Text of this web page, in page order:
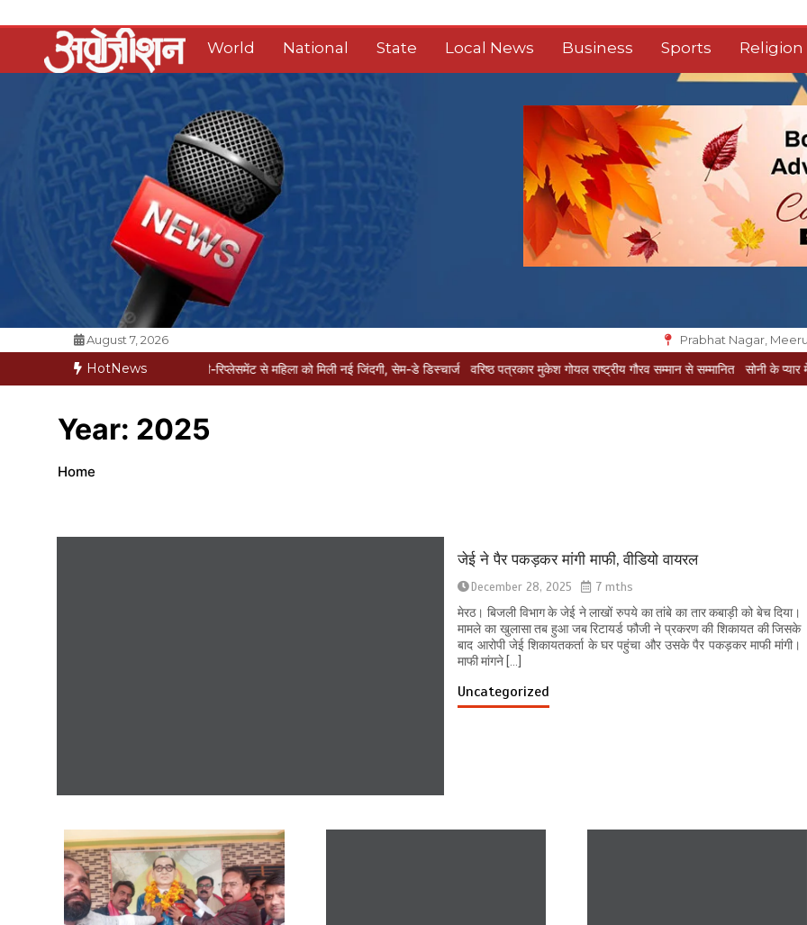
to
content
World National State Local News Business Sports Religion
Opposition Digital
August 7, 2026 Prabhat Nagar,
HotNews
मौत की कगार पर मैक्स में नी-रिप्लेसमेंट से महिला को मिली नई जिंदगी, सेम-डे डिस्चार्ज वरिष्ठ पत्रकार मुकेश गोयल राष्ट्रीय गौरव सम्मान से सम्मानित सोनी के प्यार में दीवानी
Year: 2025
Home
जेई ने पैर पकड़कर मांगी माफी, वीडियो वायरल
December 28, 2025
7 mths
मेरठ। बिजली विभाग के जेई ने लाखों रुपये का तांबे का तार कबाड़ी को बेच दिया।
मामले का खुलासा तब हुआ जब रिटायर्ड फौजी ने प्रकरण की शिकायत की जिसके
बाद आरोपी जेई शिकायतकर्ता के घर पहुंचा और उसके पैर पकड़कर माफी मांगी।
माफी मांगने […]
Uncategorized